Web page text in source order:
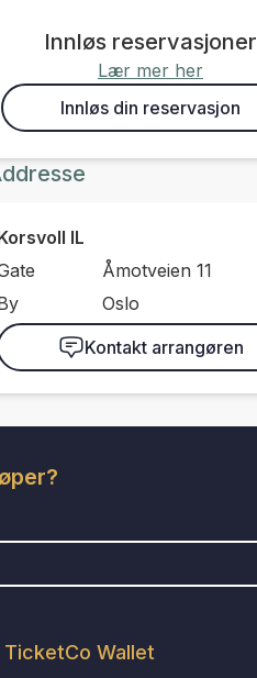
Innløs reservasjoner
Lær mer her
Innløs din reservasjon
IL
Åmotveien 11
Oslo
Kontakt arrangøren
TicketCo Wallet